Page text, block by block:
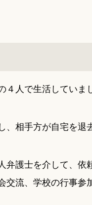
人で生活していま
相手方が自宅を退
弁護士を介して、
交流、学校の行事参